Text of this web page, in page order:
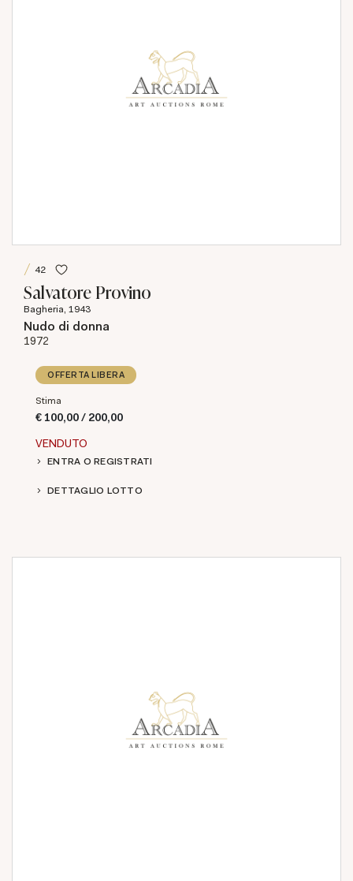
42
Salvatore Provino
Bagheria, 1943
Nudo di donna
1972
OFFERTA LIBERA
Stima
€ 100,00 / 200,00
VENDUTO
ENTRA O REGISTRATI
DETTAGLIO LOTTO